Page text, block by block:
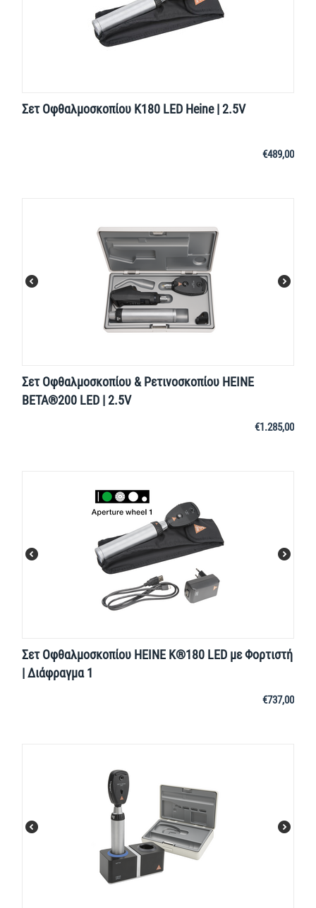
Σετ Οφθαλμοσκοπίου K180 LED Heine | 2.5V
€489,00
Σετ Οφθαλμοσκοπίου & Ρετινοσκοπίου HEINE
BETA®200 LED | 2.5V
€1.285,00
Σετ Οφθαλμοσκοπίου HEINE K®180 LED με Φορτιστή
| Διάφραγμα 1
€737,00